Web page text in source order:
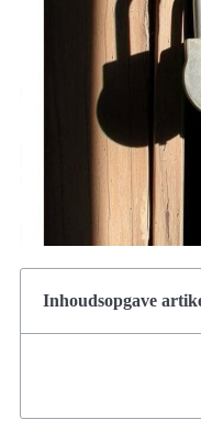
Inhoudsopgave